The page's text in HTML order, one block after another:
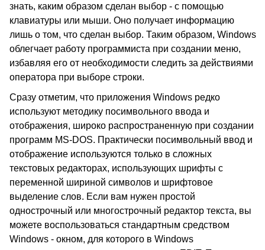
знать, каким образом сделан выбор - с помощью
клавиатуры или мыши. Оно получает информацию
лишь о том, что сделан выбор. Таким образом, Windows
облегчает работу программиста при создании меню,
избавляя его от необходимости следить за действиями
оператора при выборе строки.
Сразу отметим, что приложения Windows редко
используют методику посимвольного ввода и
отображения, широко распространенную при создании
программ MS-DOS. Практически посимвольный ввод и
отображение используются только в сложных
текстовых редакторах, использующих шрифты с
переменной шириной символов и шрифтовое
выделение слов. Если вам нужен простой
однострочный или многострочный редактор текста, вы
можете воспользоваться стандартным средством
Windows - окном, для которого в Windows